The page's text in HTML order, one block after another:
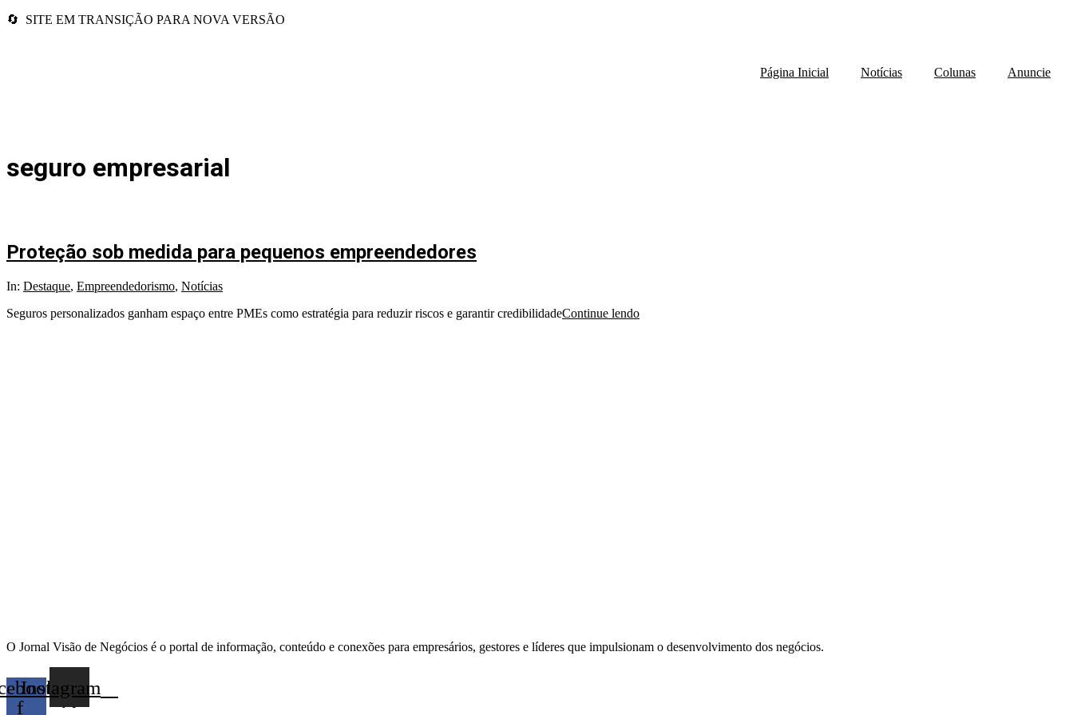
🔄 SITE EM TRANSIÇÃO PARA NOVA VERSÃO
Página Inicial Notícias Colunas Anuncie
seguro empresarial
Proteção sob medida para pequenos empreendedores
2025-
21
In: Destaque, Empreendedorismo, Notícias
Seguros personalizados ganham espaço entre PMEs como estratégia para reduzir riscos e garantir credibilidadeContinue lendo
O Jornal Visão de Negócios é o portal de informação, conteúdo e conexões para empresários, gestores e líderes que impulsionam o desenvolvimento dos negócios.
f
Instagram